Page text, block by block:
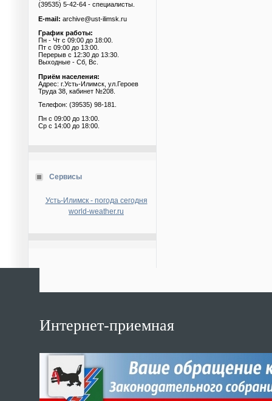
(39535) 5-42-64 - специалисты.
E-mail: archive@ust-ilimsk.ru
График работы:
Пн - Чт с 09:00 до 18:00.
Пт с 09:00 до 13:00.
Перерыв с 12:30 до 13:30.
Выходные - Сб, Вс.
Приём населения:
Адрес: г.Усть-Илимск, ул.Героев
Труда 38, кабинет №208.
Телефон: (39535) 98-181.
Пн с 09:00 до 13:00.
Ср с 14:00 до 18:00.
Сервисы
Усть-Илимск - погода сегодня
world-weather.ru
Интернет-приемная